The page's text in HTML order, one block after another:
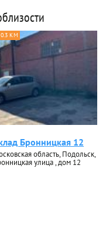
0.3 КМ
Бронницкая 12
область, Подольск,
улица , дом 12